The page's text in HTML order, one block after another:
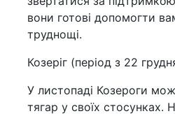
вони готові допомогти
труднощі.
Козеріг (період з 22
У листопаді Козероги
тягар у своїх стосунках.